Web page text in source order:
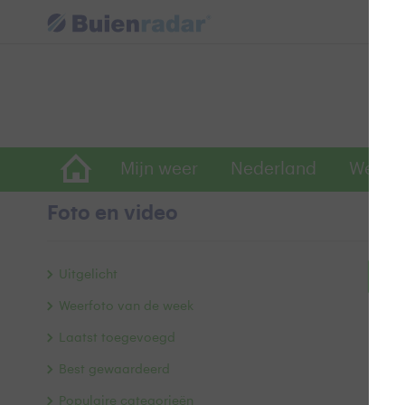
Mijn weer Nederland
Foto en video
Uitgelicht
Weerfoto van de week
Laatst toegevoegd
Best gewaardeerd
Populaire categorieën